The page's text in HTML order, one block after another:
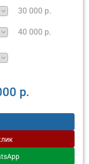
30 000 р.
40 000 р.
р.